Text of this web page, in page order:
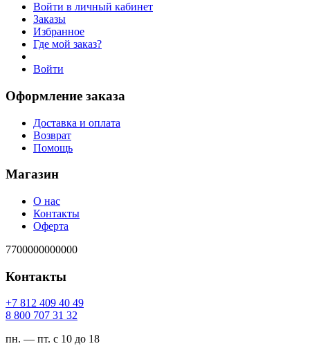
Войти в личный кабинет
Заказы
Избранное
Где мой заказ?
Войти
Оформление заказа
Доставка и оплата
Возврат
Помощь
Магазин
О нас
Контакты
Оферта
7700000000000
Контакты
94 04 904 218 7+
23 13 707 008 8
пн. — пт. с 10 до 18